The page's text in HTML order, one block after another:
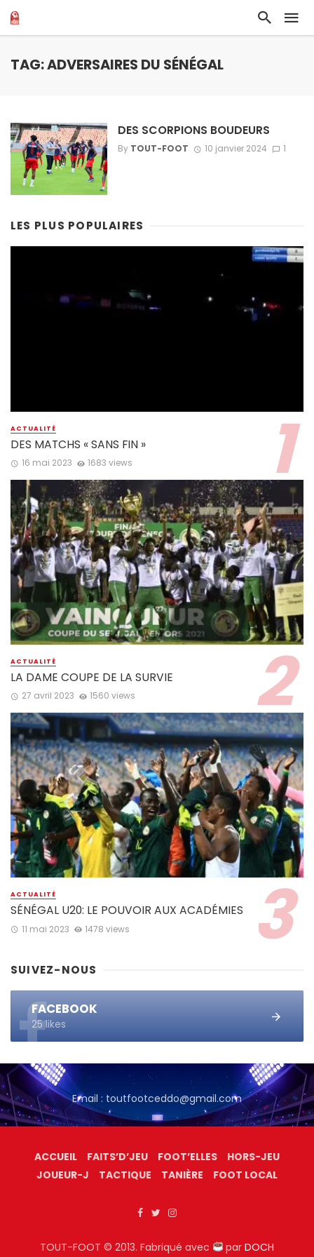
TAG: ADVERSAIRES DU SÉNÉGAL
DES SCORPIONS BOUDEURS
By TOUT-FOOT 10 janvier 2024 1
LES PLUS POPULAIRES
ACTUALITÉ
DES MATCHS « SANS FIN »
16 mai 2023 1683 views
ACTUALITÉ
LA DAME COUPE DE LA SURVIE
27 avril 2023 1560 views
ACTUALITÉ
SÉNÉGAL U20: LE POUVOIR AUX ACADÉMIES
11 mai 2023 1478 views
SUIVEZ-NOUS
FACEBOOK
25 likes
Email : toutfootceddo@gmail.com
ACCUEIL FAITS’D’JEU FOOT’ELLES
HORS-JEU
JOUEUR-J
TACTIQUE TANIÈRE FOOT LOCAL
TOUT-FOOT © 2013. Fabriqué avec parDOCH